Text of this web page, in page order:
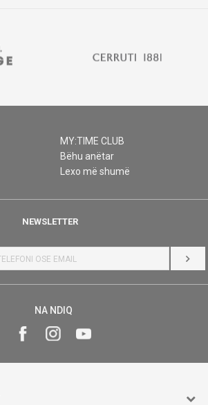
MY:TIME CLUB
Bëhu anëtar
Lexo më shumë
NEWSLETTER
HYR
NA NDIQ